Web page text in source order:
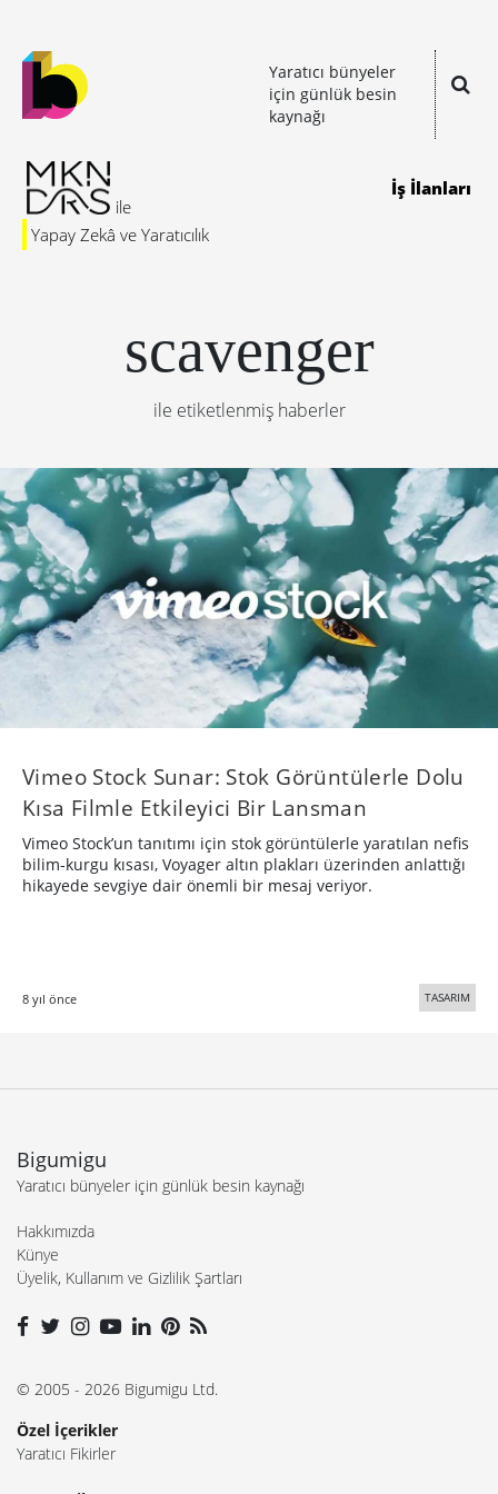
Yaratıcı bünyeler
için günlük besin
kaynağı
Yapay Zekâ ve Yaratıcılık
İş İlanları
scavenger
ile etiketlenmiş haberler
Vimeo Stock Sunar: Stok Görüntülerle Dolu
Kısa Filmle Etkileyici Bir Lansman
Vimeo Stock’un tanıtımı için stok görüntülerle yaratılan nefis
bilim-kurgu kısası, Voyager altın plakları üzerinden anlattığı
hikayede sevgiye dair önemli bir mesaj veriyor.
8 yıl önce TASARIM
Bigumigu
Yaratıcı bünyeler için günlük besin kaynağı
Hakkımızda
Künye
Üyelik, Kullanım ve Gizlilik Şartları
© 2005 - 2026 Bigumigu Ltd.
Özel İçerikler
Yaratıcı Fikirler